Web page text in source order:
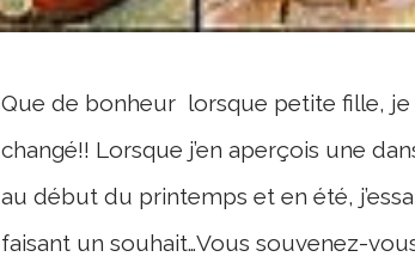
Que de bonheur lorsque petite fille, je
changé!! Lorsque j’en aperçois une
au début du printemps et en été,
faisant un souhait…Vous souvenez-